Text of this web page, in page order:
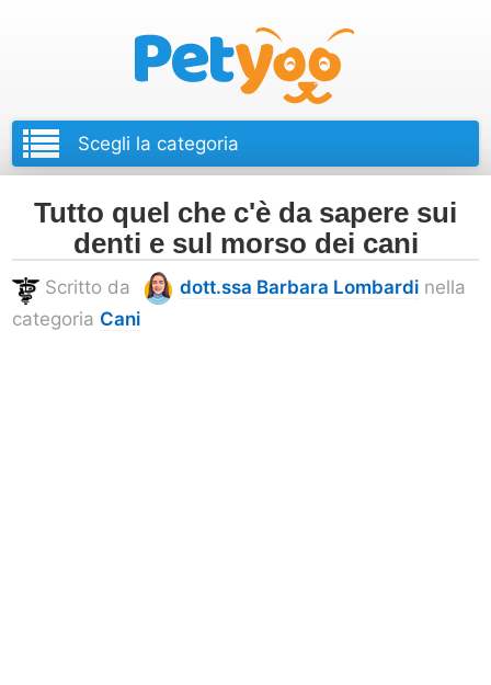
Tutto quel che c'è da sapere sui
denti e sul morso dei cani
Scritto da dott.ssa Barbara Lombardi nella
categoria Cani